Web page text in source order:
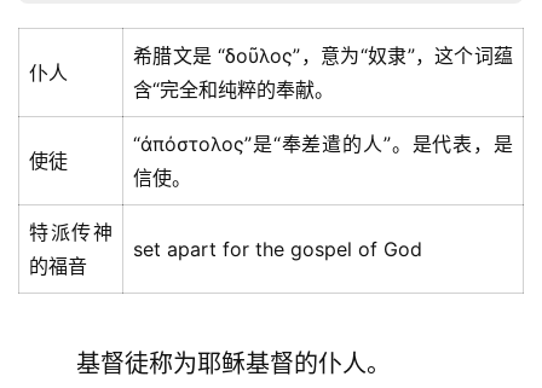
仆人
希腊文是 “δοῦλος”，意为“奴隶”，这个词蕴
含“完全和纯粹的奉献。
使徒
“ἀπόστολος”是“奉差遣的人”。是代表，是
信使。
特派传神
的福音
set apart for the gospel of God
        基督徒称为耶稣基督的仆人。